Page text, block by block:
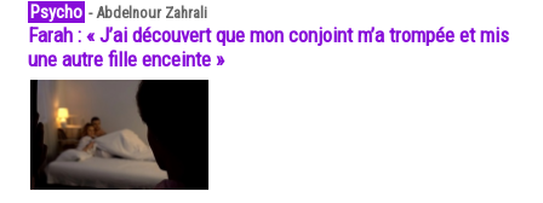
Psycho -Abdelnour Zahrali
Farah : « J’ai découvert que mon conjoint m’a trompée et mis
une autre fille enceinte »